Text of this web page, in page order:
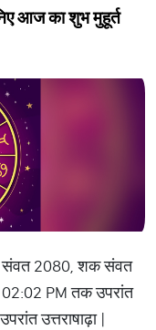
आज का शुभ मुहूर्त
संवत 2080, शक संवत
PM तक उपरांत
उत्तराषाढ़ा |